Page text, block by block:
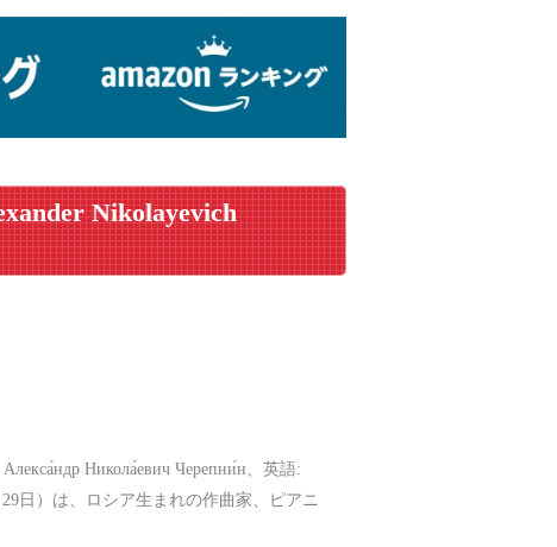
Nikolayevich
Никола́евич Черепни́н、英語:
29日）は、ロシア生まれの作曲家、ピアニ